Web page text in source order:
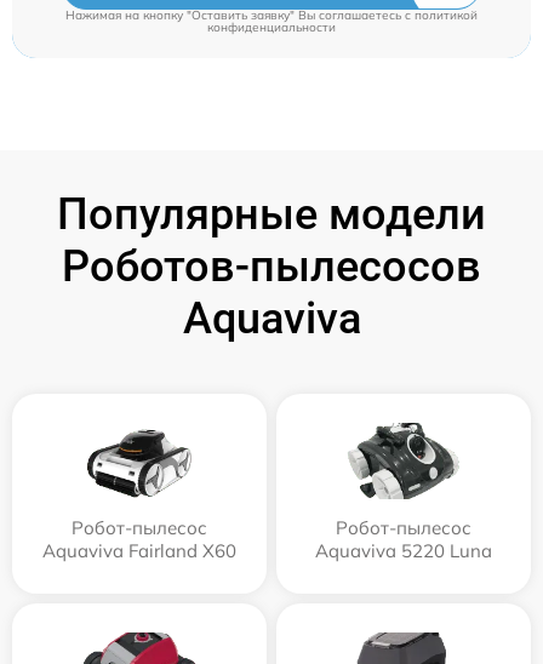
Нажимая на кнопку "Оставить заявку" Вы соглашаетесь c политикой
конфиденциальности
Популярные модели
Роботов-пылесосов
Aquaviva
Робот-пылесос
Aquaviva Fairland X60
Робот-пылесос
Aquaviva 5220 Luna